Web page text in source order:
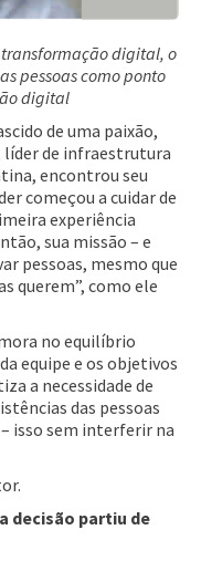
digital, o
pessoas como ponto
digital
de uma paixão,
líder de infraestrutura
encontrou seu
começou a cuidar de
experiência
sua missão – e
pessoas, mesmo que
querem”, como ele
no equilíbrio
equipe e os objetivos
a necessidade de
das pessoas
isso sem interferir na
decisão partiu de